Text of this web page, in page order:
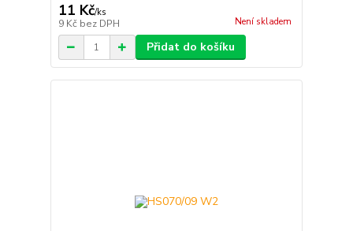
11 Kč/ks
9 Kč bez DPH Není skladem
Přidat do košíku